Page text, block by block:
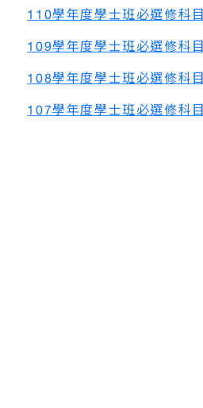
110學年度學士班必選修科
109學年度學士班必選修科
108學年度學士班必選修科
107學年度學士班必選修科